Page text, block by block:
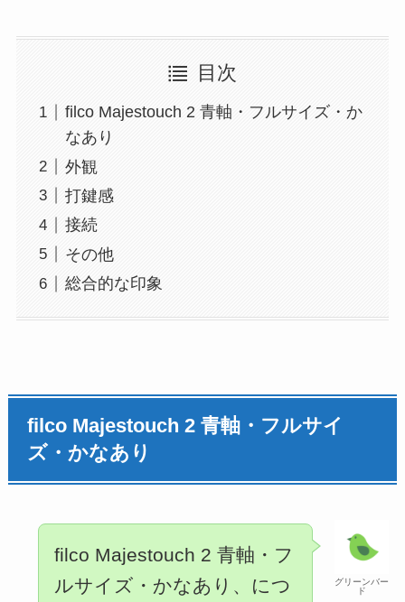
目次
filco Majestouch 2 青軸・フルサイズ・か
なあり
外観
打鍵感
接続
その他
総合的な印象
filco Majestouch 2 青軸・フルサイ
ズ・かなあり
グリーンバー
ド
filco Majestouch 2 青軸・フ
ルサイズ・かなあり、につ